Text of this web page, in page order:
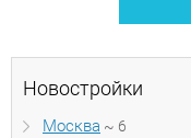
Новостройки
Москва ~ 6